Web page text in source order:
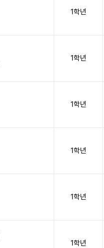
1학년
1학년
1학년
1학년
1학년
1학년